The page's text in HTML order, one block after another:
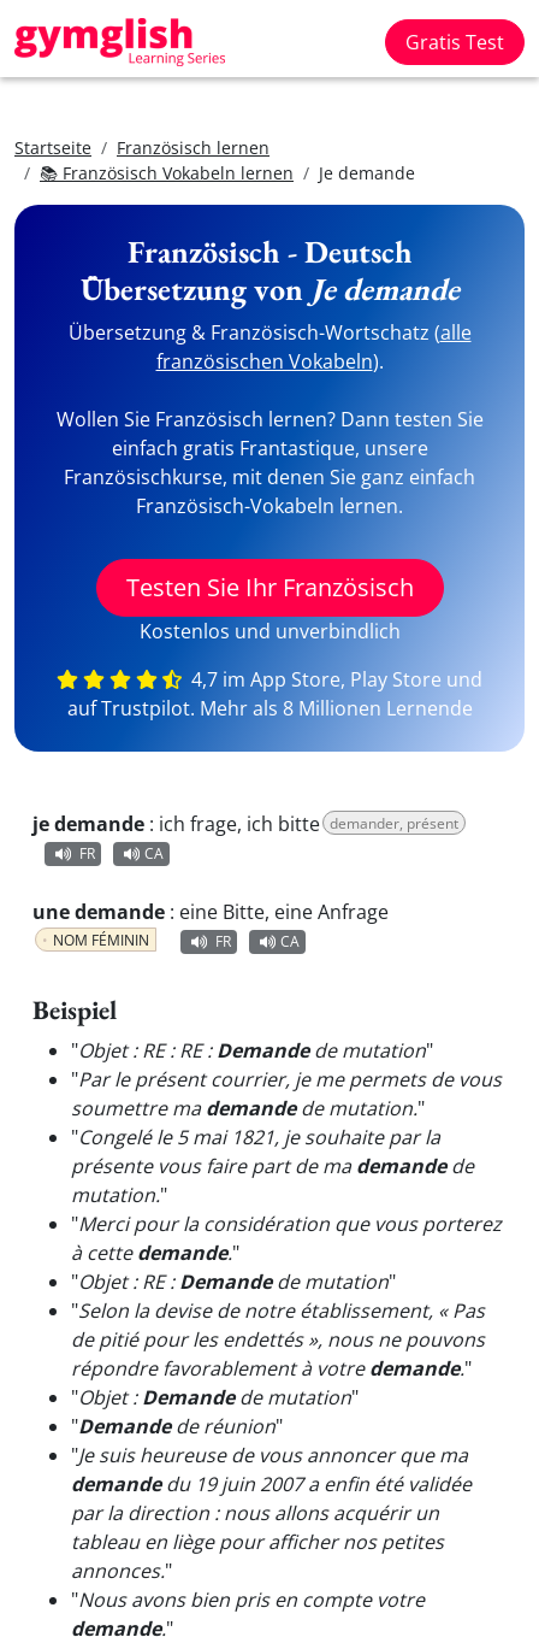
Gratis Test
Startseite
Französisch lernen
📚 Französisch Vokabeln lernen
Je demande
Französisch - Deutsch
Übersetzung von Je demande
Übersetzung & Französisch-Wortschatz (alle
französischen Vokabeln).
Wollen Sie Französisch lernen? Dann testen Sie
einfach gratis Frantastique, unsere
Französischkurse, mit denen Sie ganz einfach
Französisch-Vokabeln lernen.
Testen Sie Ihr Französisch
Kostenlos und unverbindlich
4,7 im App Store, Play Store und
auf Trustpilot. Mehr als 8 Millionen Lernende
je demande : ich frage, ich bitte demander, présent
FR
CA
une demande : eine Bitte, eine Anfrage
NOM FÉMININ FR CA
Beispiel
"Objet : RE : RE :Demandede mutation"
"Par le présent courrier, je me permets de vous
soumettre mademandede mutation."
"Congelé le 5 mai 1821, je souhaite par la
présente vous faire part de mademandede
mutation."
"Merci pour la considération que vous porterez
à cettedemande."
"Objet : RE :Demandede mutation"
"Selon la devise de notre établissement, « Pas
de pitié pour les endettés », nous ne pouvons
répondre favorablement à votredemande."
"Objet :Demandede mutation"
"Demandede réunion"
"Je suis heureuse de vous annoncer que ma
demandedu 19 juin 2007 a enfin été validée
par la direction : nous allons acquérir un
tableau en liège pour afficher nos petites
annonces."
"Nous avons bien pris en compte votre
demande."